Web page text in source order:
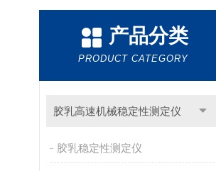
产品分类
PRODUCT CATEGORY
胶乳高速机械稳定性测定仪
胶乳稳定性测定仪